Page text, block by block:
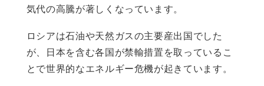
気代の高騰が著しくなっています。
ロシアは石油や天然ガスの主要産出国でした
が、日本を含む各国が禁輸措置を取っているこ
とで世界的なエネルギー危機が起きています。